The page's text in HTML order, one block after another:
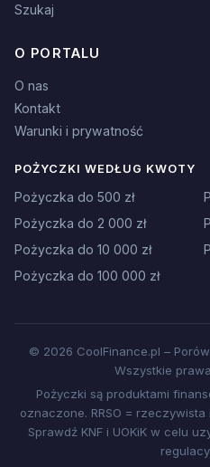
Szukaj
O PORTALU
O nas
Kontakt
Warunki i prywatność
POŻYCZKI WEDŁUG KWOTY
Pożyczka do 500 zł
Pożyczka do 2 000 zł
Pożyczka do 10 000 zł
Pożyczka do 100 000 zł
© 2026 CoolFinance.pl –
Wszystkie
Pożyczki są produktami
oznaczone. RRSO =
Sprawdź KNF i UOKiK w celu